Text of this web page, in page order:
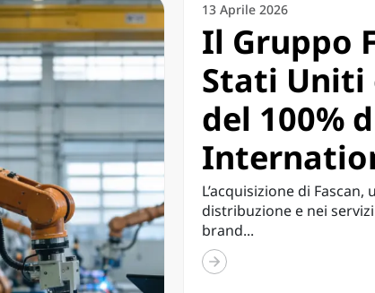
13 Aprile 2026
Il Gruppo
Stati Uniti
del 100%
L’acquisizione di
distribuzione e nei
brand...